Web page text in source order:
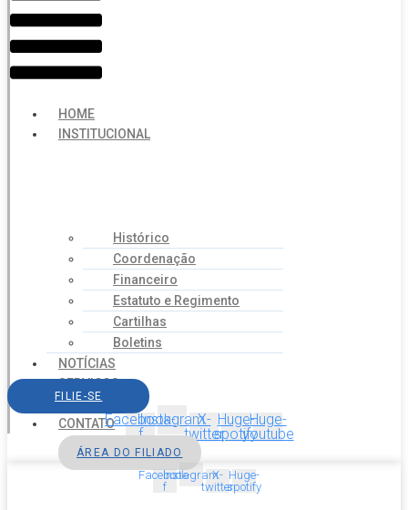
HOME
INSTITUCIONAL
Histórico
Coordenação
Financeiro
Estatuto e Regimento
Cartilhas
Boletins
NOTÍCIAS
SERVIÇOS
AGENDA
CONTATO
FILIE-SE
Facebook-
f
InstagramX-
twitter
Huge-
spotify
Huge-
youtube
ÁREA DO FILIADO
Facebook-
f
InstagramX-
twitter
Huge-
spotify